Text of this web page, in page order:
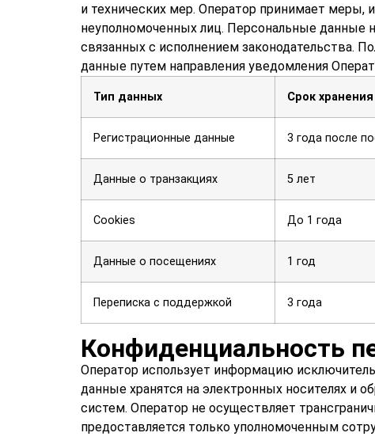
и технических мер. Оператор принимает
неуполномоченных лиц. Персональные данные
связанных с исполнением законодательства.
данные путем направления уведомления
Тип данных Срок хранения
Регистрационные данные 3 года после
Данные о транзакциях 5 лет
Cookies До 1 года
Данные о посещениях 1 год
Переписка с поддержкой 3 года
Конфиденциальность
Оператор использует информацию
данные хранятся на электронных носителях и
систем. Оператор не осуществляет
предоставляется только уполномоченным